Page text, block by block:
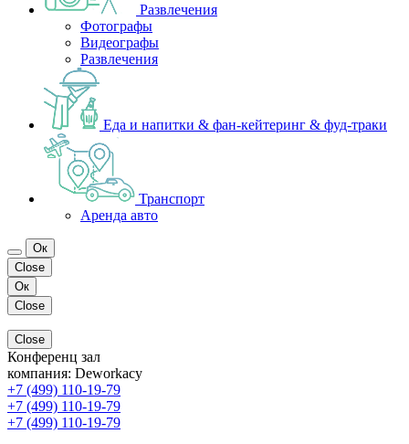
Развлечения
Фотографы
Видеографы
Развлечения
Еда и напитки & фан-кейтеринг & фуд-траки
Транспорт
Аренда авто
Ок
Close
Ок
Close
Close
Конференц зал
компания: Deworkacy
+7 (499) 110-19-79
+7 (499) 110-19-79
+7 (499) 110-19-79